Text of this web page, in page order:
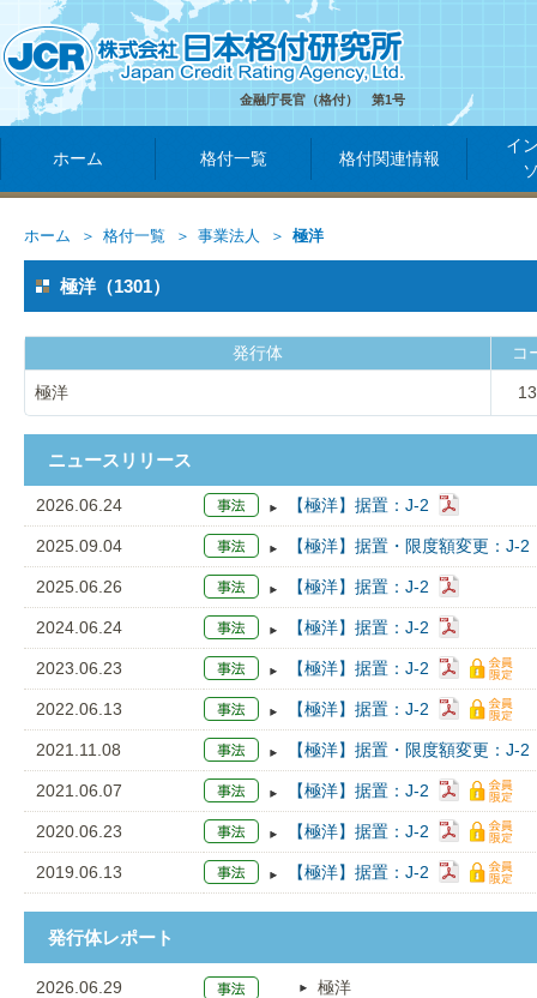
金融庁長官（格付） 第1号
ホーム 格付一覧 格付関連情報
イ
ホーム 格付一覧 事業法人 極洋
極洋（1301）
発行体 コ
極洋
ニュースリリース
2026.06.24 【極洋】据置：J-2
2025.09.04 【極洋】据置・限度額変更：J-2
2025.06.26 【極洋】据置：J-2
2024.06.24 【極洋】据置：J-2
2023.06.23 【極洋】据置：J-2
2022.06.13 【極洋】据置：J-2
2021.11.08 【極洋】据置・限度額変更：J-2
2021.06.07 【極洋】据置：J-2
2020.06.23 【極洋】据置：J-2
2019.06.13 【極洋】据置：J-2
発行体レポート
2026.06.29 極洋